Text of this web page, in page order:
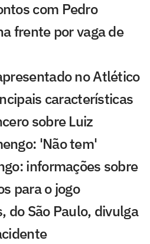
com Pedro
frente por vaga de
no Atlético
características
sobre Luiz
'Não tem'
informações sobre
para o jogo
do São Paulo, divulga